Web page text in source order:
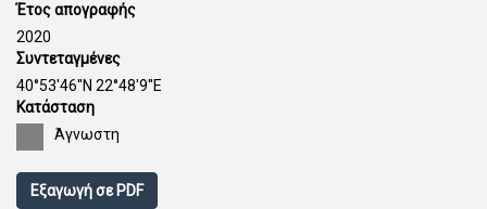
Έτος απογραφής
2020
Συντεταγμένες
40°53'46''N 22°48'9''E
Κατάσταση
Άγνωστη
Εξαγωγή σε PDF